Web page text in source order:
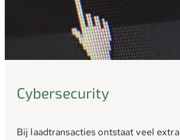
Cybersecurity
Bij laadtransacties ontstaat veel extra